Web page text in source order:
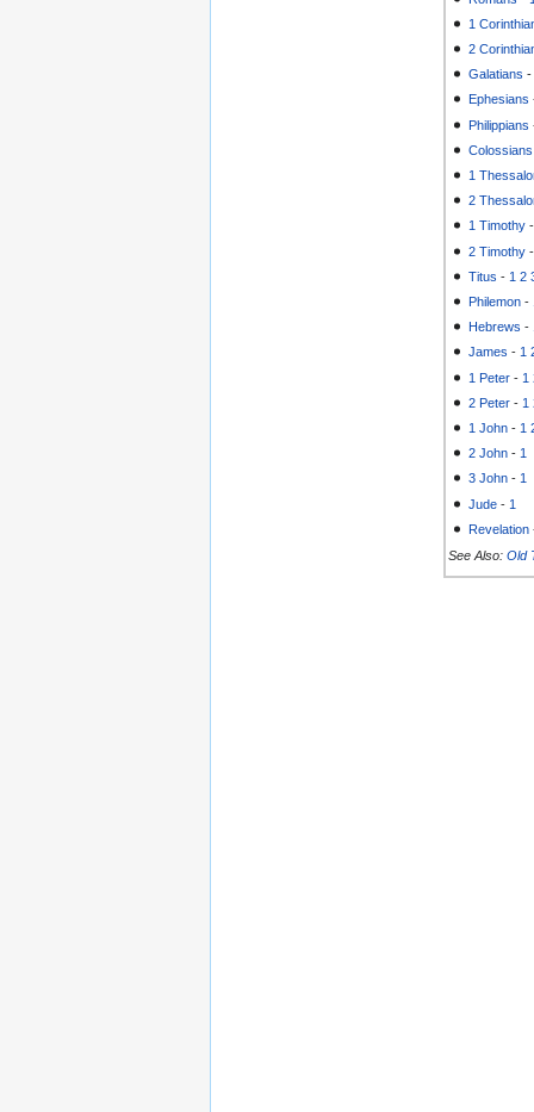
1
2
Galatians
Ephesians
Philippians
Colossians
1
2
1 Timothy
2 Timothy
Titus - 1 2
Philemon -
Hebrews -
James -1
1 Peter - 1
2 Peter - 1
1 John - 1
2 John - 1
3 John -1
Jude - 1
Revelation
See Also: Old